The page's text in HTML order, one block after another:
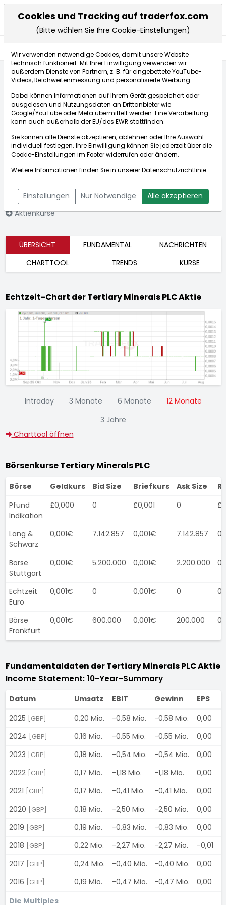
Börse:
PLC
[WKN: 794368 | ISIN:
GB0008854563]
Aktienkurse
Bid:0,001€Ask:0,001€
ÜBERSICHT FUNDAMENTAL
NACHRICHTEN
CHARTTOOL
TRENDS KURSE
Echtzeit-Chart der Tertiary Minerals PLC Aktie
Intraday 3 Monate 6 Monate
12 Monate
3 Jahre
Charttool öffnen
Börsenkurse Tertiary Minerals PLC
Börse Geldkurs Bid Size Briefkurs Ask Size
Pfund
Indikation
£0,000 0 £0,001 0
Lang &
Schwarz
0,001€ 7.142.857 0,001€ 7.142.857
Börse
Stuttgart
0,001€ 5.200.000 0,001€ 2.200.000
Echtzeit
Euro
0,001€ 0 0,001€ 0
Börse
Frankfurt
0,001€ 600.000 0,001€ 200.000
Fundamentaldaten der Tertiary Minerals PLC Aktie
Income Statement: 10-Year-Summary
Datum Umsatz EBIT Gewinn EPS
2025
[GBP] 0,20 Mio. -0,58 Mio. -0,58 Mio. 0,00
2024
[GBP] 0,16 Mio. -0,55 Mio. -0,55 Mio. 0,00
2023
[GBP] 0,18 Mio. -0,54 Mio. -0,54 Mio. 0,00
2022
[GBP] 0,17 Mio. -1,18 Mio. -1,18 Mio. 0,00
2021
[GBP] 0,17 Mio. -0,41 Mio. -0,41 Mio. 0,00
2020
[GBP] 0,18 Mio. -2,50 Mio. -2,50 Mio. 0,00
2019
[GBP] 0,19 Mio. -0,83 Mio. -0,83 Mio. 0,00
2018
[GBP] 0,22 Mio. -2,27 Mio. -2,27 Mio. -0,01
2017
[GBP] 0,24 Mio. -0,40 Mio. -0,40 Mio. 0,00
2016
[GBP] 0,19 Mio. -0,47 Mio. -0,47 Mio. 0,00
Die Multiples
Cookies und Tracking auf traderfox.com
(Bitte wählen Sie Ihre Cookie-Einstellungen)
Wir verwenden notwendige Cookies, damit unsere Website
technisch funktioniert. Mit Ihrer Einwilligung verwenden wir
außerdem Dienste von Partnern, z. B. für eingebettete YouTube-
Videos, Reichweitenmessung und personalisierte Werbung.
Dabei können Informationen auf Ihrem Gerät gespeichert oder
ausgelesen und Nutzungsdaten an Drittanbieter wie
Google/YouTube oder Meta übermittelt werden. Eine Verarbeitung
kann auch außerhalb der EU/des EWR stattfinden.
Sie können alle Dienste akzeptieren, ablehnen oder Ihre Auswahl
individuell festlegen. Ihre Einwilligung können Sie jederzeit über die
Cookie-Einstellungen im Footer widerrufen oder ändern.
Weitere Informationen finden Sie in unsererDatenschutzrichtlinie.
Einstellungen Nur Notwendige Alle akzeptieren